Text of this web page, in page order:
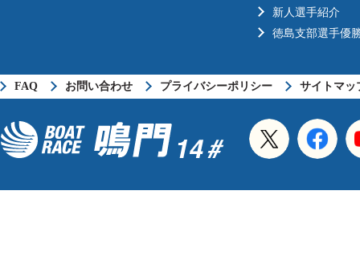
新人選手紹介
徳島支部選手優
FAQ お問い合わせ プライバシーポリシー サイトマッ